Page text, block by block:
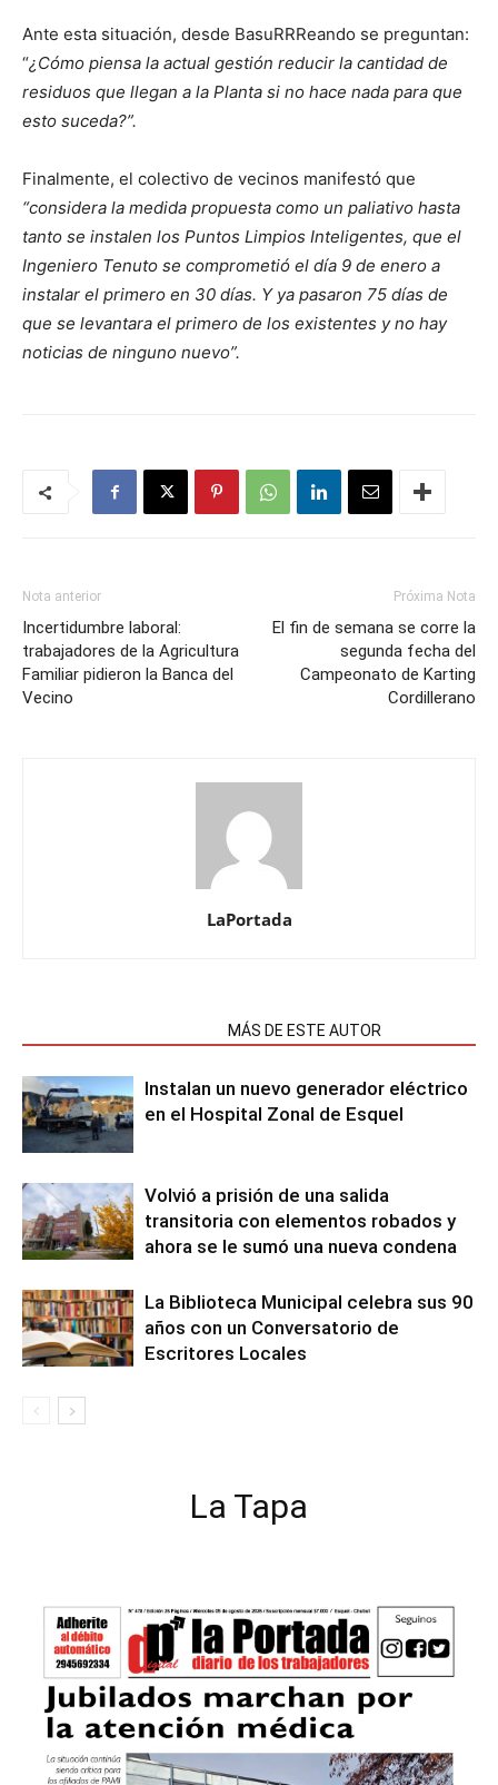
Ante esta situación, desde BasuRRReando se preguntan:
“¿Cómo piensa la actual gestión reducir la cantidad de
residuos que llegan a la Planta si no hace nada para que
esto suceda?”.
Finalmente, el colectivo de vecinos manifestó que
“considera la medida propuesta como un paliativo hasta
tanto se instalen los Puntos Limpios Inteligentes, que el
Ingeniero Tenuto se comprometió el día 9 de enero a
instalar el primero en 30 días. Y ya pasaron 75 días de
que se levantara el primero de los existentes y no hay
noticias de ninguno nuevo”.
Nota anterior
Incertidumbre laboral:
trabajadores de la Agricultura
Familiar pidieron la Banca del
Vecino
Próxima Nota
El fin de semana se corre la
segunda fecha del
Campeonato de Karting
Cordillerano
LaPortada
MÁS DE ESTE AUTOR
Instalan un nuevo generador eléctrico
en el Hospital Zonal de Esquel
Volvió a prisión de una salida
transitoria con elementos robados y
ahora se le sumó una nueva condena
La Biblioteca Municipal celebra sus 90
años con un Conversatorio de
Escritores Locales
La Tapa